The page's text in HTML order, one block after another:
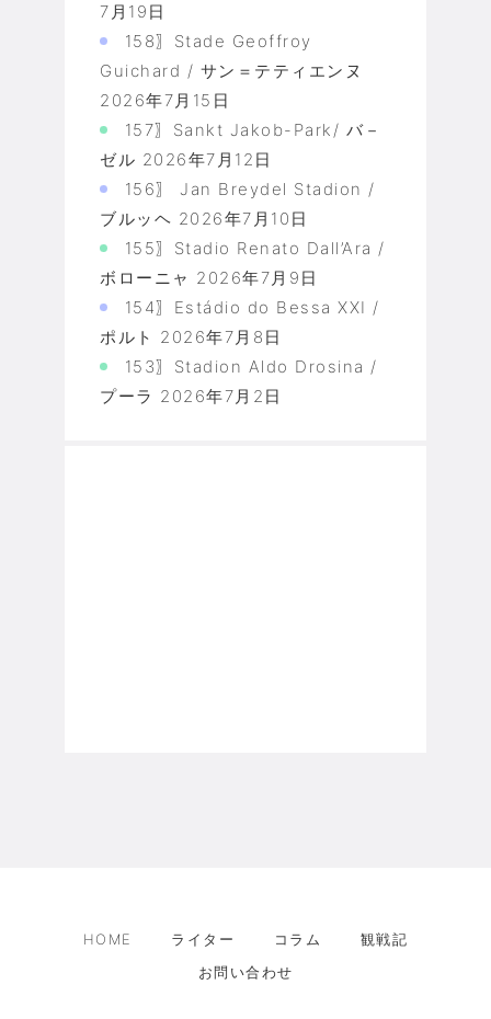
7月19日
158〗Stade Geoffroy
Guichard / サン＝テティエンヌ
2026年7月15日
157〗Sankt Jakob-Park/ バ－
ゼル 2026年7月12日
156〗 Jan Breydel Stadion /
ブルッヘ 2026年7月10日
155〗Stadio Renato Dall’Ara /
ボローニャ 2026年7月9日
154〗Estádio do Bessa XXI /
ポルト 2026年7月8日
153〗Stadion Aldo Drosina /
プーラ 2026年7月2日
HOME ライター コラム
観戦記
お問い合わせ